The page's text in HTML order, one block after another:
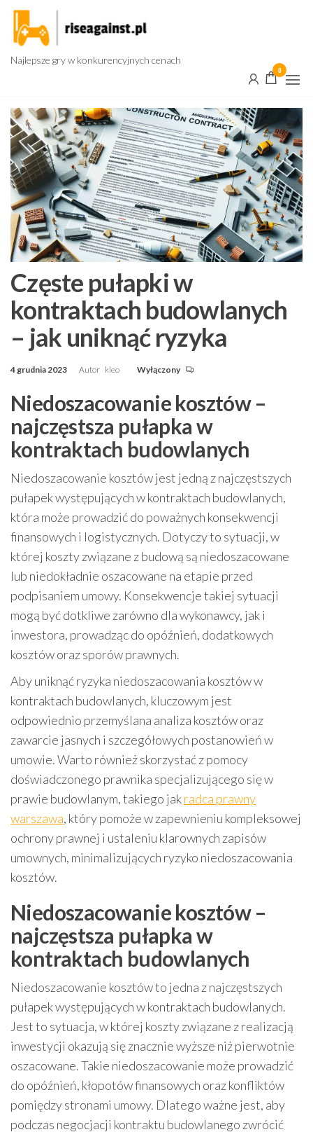
Przejdź
treści
Najlepsze gry w konkurencyjnych cenach
0
Częste pułapki w
kontraktach budowlanych
– jak uniknąć ryzyka
4 grudnia 2023 Autor kleo Wyłączony
Niedoszacowanie kosztów –
najczęstsza pułapka w
kontraktach budowlanych
Niedoszacowanie kosztów jest jedną z najczęstszych
pułapek występujących w kontraktach budowlanych,
która może prowadzić do poważnych konsekwencji
finansowych i logistycznych. Dotyczy to sytuacji, w
której koszty związane z budową są niedoszacowane
lub niedokładnie oszacowane na etapie przed
podpisaniem umowy. Konsekwencje takiej sytuacji
mogą być dotkliwe zarówno dla wykonawcy, jak i
inwestora, prowadząc do opóźnień, dodatkowych
kosztów oraz sporów prawnych.
Aby uniknąć ryzyka niedoszacowania kosztów w
kontraktach budowlanych, kluczowym jest
odpowiednio przemyślana analiza kosztów oraz
zawarcie jasnych i szczegółowych postanowień w
umowie. Warto również skorzystać z pomocy
doświadczonego prawnika specjalizującego się w
prawie budowlanym, takiego jakradca prawny
warszawa, który pomoże w zapewnieniu kompleksowej
ochrony prawnej i ustaleniu klarownych zapisów
umownych, minimalizujących ryzyko niedoszacowania
kosztów.
Niedoszacowanie kosztów –
najczęstsza pułapka w
kontraktach budowlanych
Niedoszacowanie kosztów to jedna z najczęstszych
pułapek występujących w kontraktach budowlanych.
Jest to sytuacja, w której koszty związane z realizacją
inwestycji okazują się znacznie wyższe niż pierwotnie
oszacowane. Takie niedoszacowanie może prowadzić
do opóźnień, kłopotów finansowych oraz konfliktów
pomiędzy stronami umowy. Dlatego ważne jest, aby
podczas negocjacji kontraktu budowlanego zwrócić